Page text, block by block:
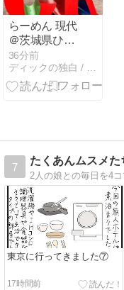
らーめん 現代
＠茨城県ひた
ちなか市
36分前
7
たくあんムスメた
2人の娘との毎日を4
東京に行ってきました⑦
17時間前